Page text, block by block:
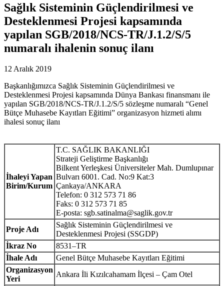
Sağlık Sisteminin Güçlendirilmesi ve
Desteklenmesi Projesi kapsamında
yapılan SGB/2018/NCS-TR/J.1.2/S/5
numaralı ihalenin sonuç ilanı
12 Aralık 2019
Başkanlığımızca Sağlık Sisteminin Güçlendirilmesi ve
Desteklenmesi Projesi kapsamında Dünya Bankası finansmanı ile
yapılan SGB/2018/NCS-TR/J.1.2/S/5 sözleşme numaralı “Genel
Bütçe Muhasebe Kayıtları Eğitimi” organizasyon hizmeti alımı
ihalesi sonuç ilanı
İhaleyi Yapan
Birim/Kurum
T.C. SAĞLIK BAKANLIĞI
Strateji Geliştirme Başkanlığı
Bilkent Yerleşkesi Üniversiteler Mah. Dumlupınar
Bulvarı 6001. Cad. No:9 Kat:3
Çankaya/ANKARA
Telefon: 0 312 573 71 86
Faks: 0 312 573 71 85
E-posta: sgb.satinalma@saglik.gov.tr
Proje Adı
Sağlık Sisteminin Güçlendirilmesi ve
Desteklenmesi Projesi (SSGDP)
İkraz No
8531–TR
İhale Adı
Genel Bütçe Muhasebe Kayıtları Eğitimi
Organizasyon
Yeri
Ankara İli Kızılcahamam İlçesi – Çam Otel